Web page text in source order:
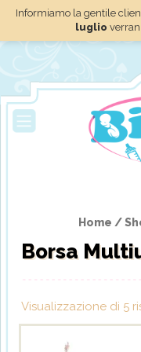
Informiamo la gentile
luglio
Home /
Borsa
Visualizzazione di 5